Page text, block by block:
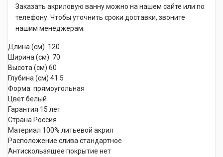
Заказать акриловую ванну можно на нашем сайте или по
телефону. Чтобы уточнить сроки доставки, звоните
нашим менеджерам.
Длина (см) 120
Ширина (см) 70
Высота (см) 60
Глубина (см) 41.5
Форма прямоугольная
Цвет белый
Гарантия 15 лет
Страна Россия
Материал 100% литьевой акрил
Расположение слива стандартное
Антискользящее покрытие нет